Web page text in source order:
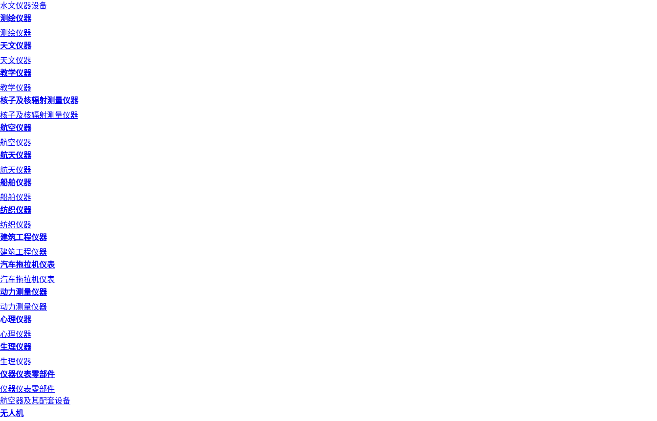
水文仪器设备
测绘仪器
测绘仪器
天文仪器
天文仪器
教学仪器
教学仪器
核子及核辐射测量仪器
核子及核辐射测量仪器
航空仪器
航空仪器
航天仪器
航天仪器
船舶仪器
船舶仪器
纺织仪器
纺织仪器
建筑工程仪器
建筑工程仪器
汽车拖拉机仪表
汽车拖拉机仪表
动力测量仪器
动力测量仪器
心理仪器
心理仪器
生理仪器
生理仪器
仪器仪表零部件
仪器仪表零部件
航空器及其配套设备
无人机